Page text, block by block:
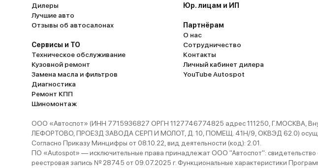
Дилеры
Лучшие авто
Отзывы об автосалонах
Сервисы и ТО
Техническое обслуживание
Кузовной ремонт
Замена масла и фильтров
Диагностика
Ремонт КПП
Шиномонтаж
Юр. лицам и ИП
Партнёрам
О нас
Сотрудничество
Контакты
Личный кабинет дилера
YouTube Autospot
ООО «Автоспот» (ИНН 7715936827 ОРГН 1127746774825 адрес 111250, Г.МОСКВА,
ЛЕФОРТОВО, ПРОЕЗД ЗАВОДА СЕРП И МОЛОТ, Д. 10, ПОМЕЩ. 41Н/9, ОКВЭД 62.0)
Согласно Приказу Минцифры от 08.10.22, вид деятельности (код): 2.01.
ПО «Autospot» — исключительные права принадлежат ООО "Автоспот":
реестровая запись № 28745 от 09.07.2025 г. Функциональные характеристики